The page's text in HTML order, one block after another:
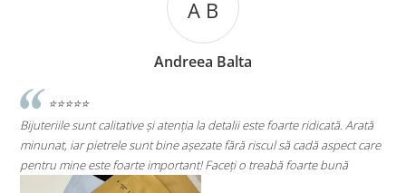
Arată
care
Andreea Cicu
⭐⭐⭐⭐⭐
Super mulțumită!! Sunt superbi cerceii!!!